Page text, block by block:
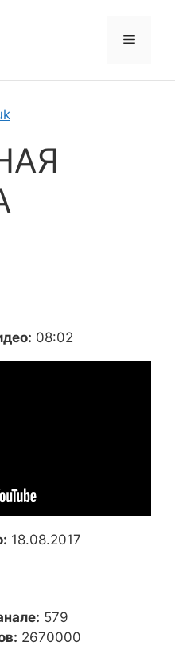
Меню
08:02
18.08.2017
579
2670000